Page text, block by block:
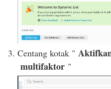
Centang kotak "
multifaktor "